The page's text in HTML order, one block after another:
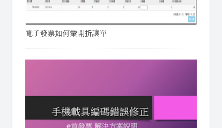
電子發票如何彙開折讓單